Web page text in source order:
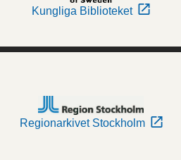
Kungliga Biblioteket
Regionarkivet Stockholm